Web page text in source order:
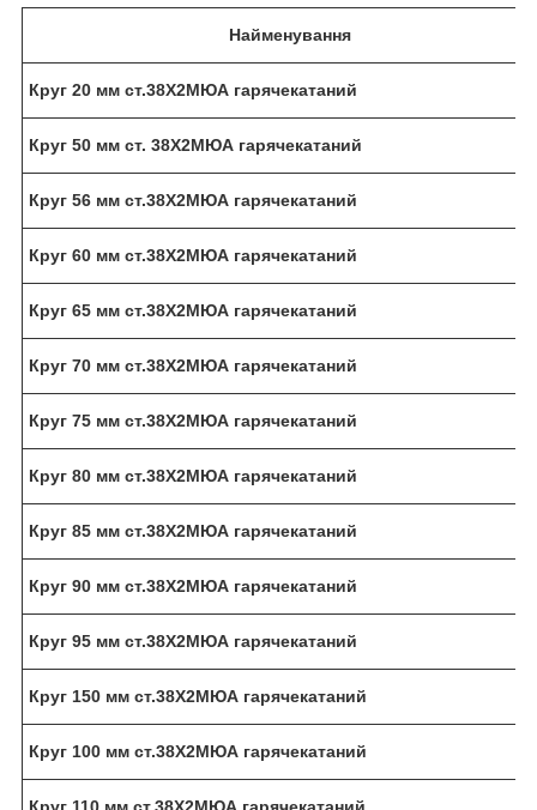
Найменування
Круг 20 мм ст.38Х2МЮА гарячекатаний
Круг 50 мм ст. 38Х2МЮА гарячекатаний
Круг 56 мм ст.38Х2МЮА гарячекатаний
Круг 60 мм ст.38Х2МЮА гарячекатаний
Круг 65 мм ст.38Х2МЮА гарячекатаний
Круг 70 мм ст.38Х2МЮА гарячекатаний
Круг 75 мм ст.38Х2МЮА гарячекатаний
Круг 80 мм ст.38Х2МЮА гарячекатаний
Круг 85 мм ст.38Х2МЮА гарячекатаний
Круг 90 мм ст.38Х2МЮА гарячекатаний
Круг 95 мм ст.38Х2МЮА гарячекатаний
Круг 150 мм ст.38Х2МЮА гарячекатаний
Круг 100 мм ст.38Х2МЮА гарячекатаний
Круг 110 мм ст.38Х2МЮА гарячекатаний